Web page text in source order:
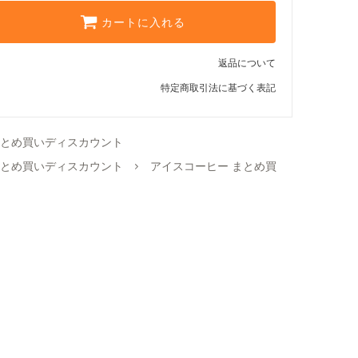
カートに入れる
返品について
特定商取引法に基づく表記
め買いディスカウント
め買いディスカウント
アイスコーヒー まとめ買い